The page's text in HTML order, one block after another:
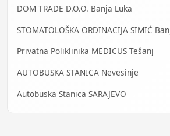
DOM TRADE D.O.O. Banja Luka
STOMATOLOŠKA ORDINACIJA SIMIĆ
Privatna Poliklinika MEDICUS Tešanj
AUTOBUSKA STANICA Nevesinje
Autobuska Stanica SARAJEVO